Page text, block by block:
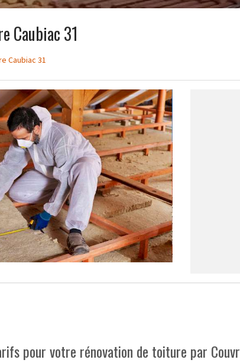
Caubiac 31
Caubiac 31
pour votre rénovation de toiture par